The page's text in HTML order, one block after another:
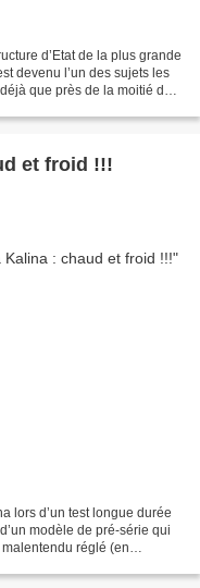
d’Etat de la plus grande
devenu l’un des sujets les
que près de la moitié des
et froid !!!
lors d’un test longue durée
modèle de pré-série qui
réglé (en